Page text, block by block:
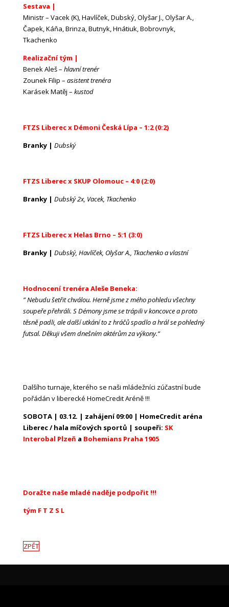
Sestava |
Ministr – Vacek (K), Havlíček, Dubský, Olyšar J., Olyšar A.,
Čapek, Káňa, Brinza, Butnyk, Hnátiuk, Bobrovnyk,
Tkachenko
Realizační tým |
Benek Aleš – hlavní trenér
Zounek Filip – asistent trenéra
Karásek Matěj – kustod
FTZS Liberec x Démoni Česká Lípa – 1:2 (0:2)
Branky | Dubský
FTZS Liberec x SKUP Olomouc – 4:0 (2:0)
Branky | Dubský 2x, Vacek, Tkachenko
FTZS Liberec x Helas Brno – 5:1 (3:0)
Branky | Dubský, Havlíček, Olyšar A., Tkachenko a vlastní
Hodnocení trenéra Aleše Beneka:
” Nebudu šetřit chválou. Herně jsme z mého pohledu všechny
soupeře přehráli. S Démony jsme se trápili v koncovce a proto
těsně padli, ale další utkání to z hráčů spadlo a hrál se pohledný
futsal. Děkuji všem dnešním aktérům za výkony.“
Dalšího turnaje, kterého se naši mládežníci zúčastní bude
pořádán v liberecké HomeCredit Aréně !!!
SOBOTA | 03.12. | zahájení 09:00 | HomeCredit aréna
Liberec / hala míčových sportů | soupeři: SK
Interobal Plzeň a Bohemians Praha 1905
Doražte naše mladé naděje podpořit !!!
tým F T Z S L
ZPĚT